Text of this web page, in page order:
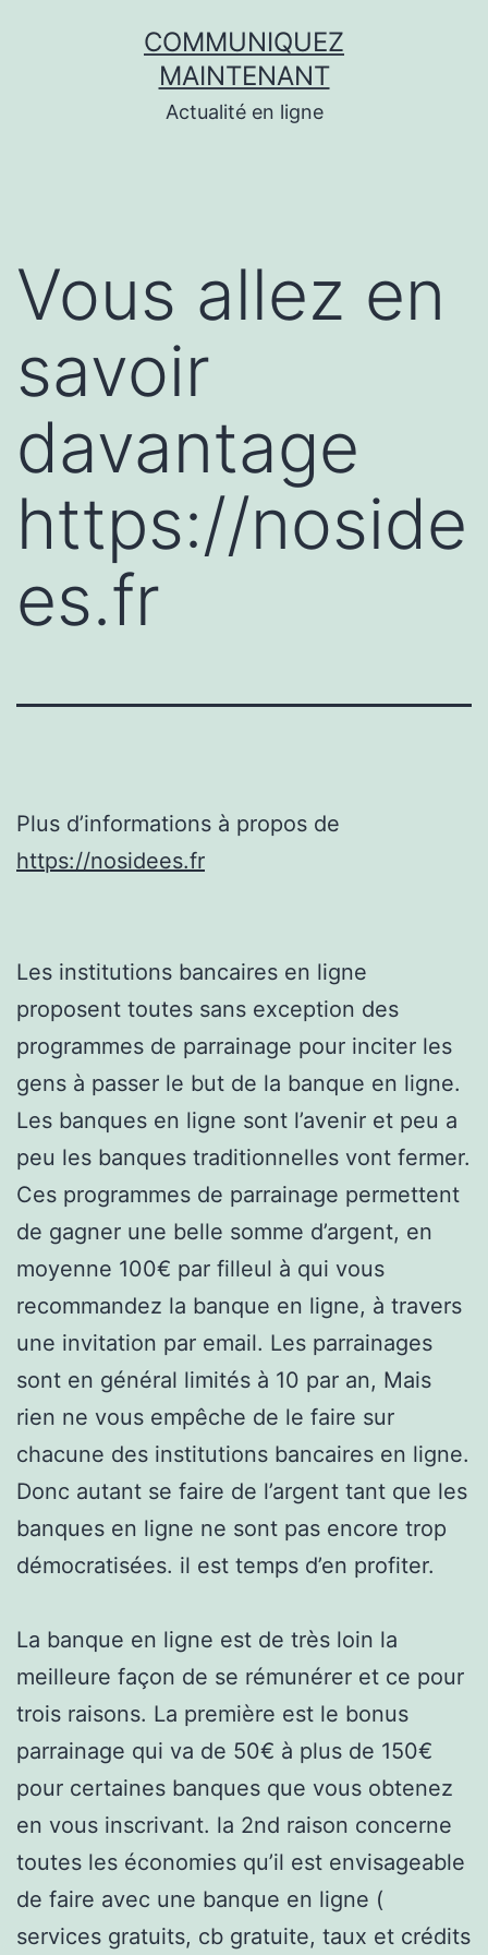
COMMUNIQUEZ
MAINTENANT
Actualité en ligne
Vous allez en
savoir
davantage
https://noside
es.fr
Plus d’informations à propos de
https://nosidees.fr
Les institutions bancaires en ligne
proposent toutes sans exception des
programmes de parrainage pour inciter les
gens à passer le but de la banque en ligne.
Les banques en ligne sont l’avenir et peu a
peu les banques traditionnelles vont fermer.
Ces programmes de parrainage permettent
de gagner une belle somme d’argent, en
moyenne 100€ par filleul à qui vous
recommandez la banque en ligne, à travers
une invitation par email. Les parrainages
sont en général limités à 10 par an, Mais
rien ne vous empêche de le faire sur
chacune des institutions bancaires en ligne.
Donc autant se faire de l’argent tant que les
banques en ligne ne sont pas encore trop
démocratisées. il est temps d’en profiter.
La banque en ligne est de très loin la
meilleure façon de se rémunérer et ce pour
trois raisons. La première est le bonus
parrainage qui va de 50€ à plus de 150€
pour certaines banques que vous obtenez
en vous inscrivant. la 2nd raison concerne
toutes les économies qu’il est envisageable
de faire avec une banque en ligne (
services gratuits, cb gratuite, taux et crédits